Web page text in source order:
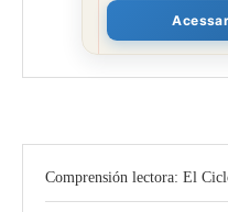
Comprensión lectora: El